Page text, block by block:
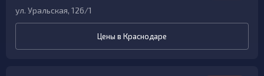
ул. Уральская, 126/1
Цены в Краснодаре